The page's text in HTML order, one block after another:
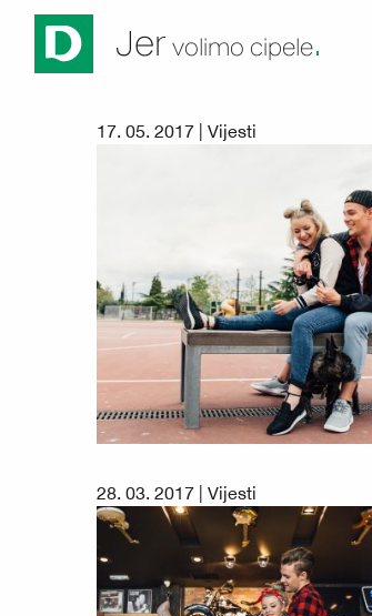
Jer volimo cipele.
17. 05. 2017 | Vijesti
28. 03. 2017 | Vijesti